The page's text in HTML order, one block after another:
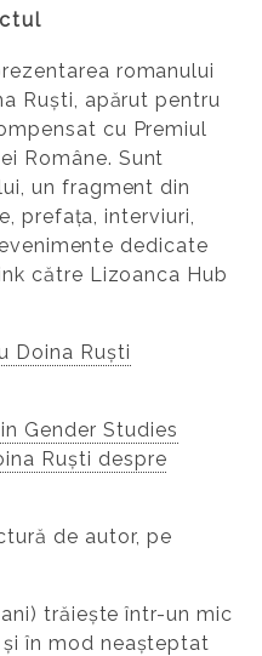
romanului
Ruști, apărut pentru
cu Premiul
Române. Sunt
un fragment din
prefața, interviuri,
dedicate
către Lizoanca Hub
Doina Ruști
Gender Studies
Ruști despre
de autor, pe
trăiește într-un mic
în mod neașteptat